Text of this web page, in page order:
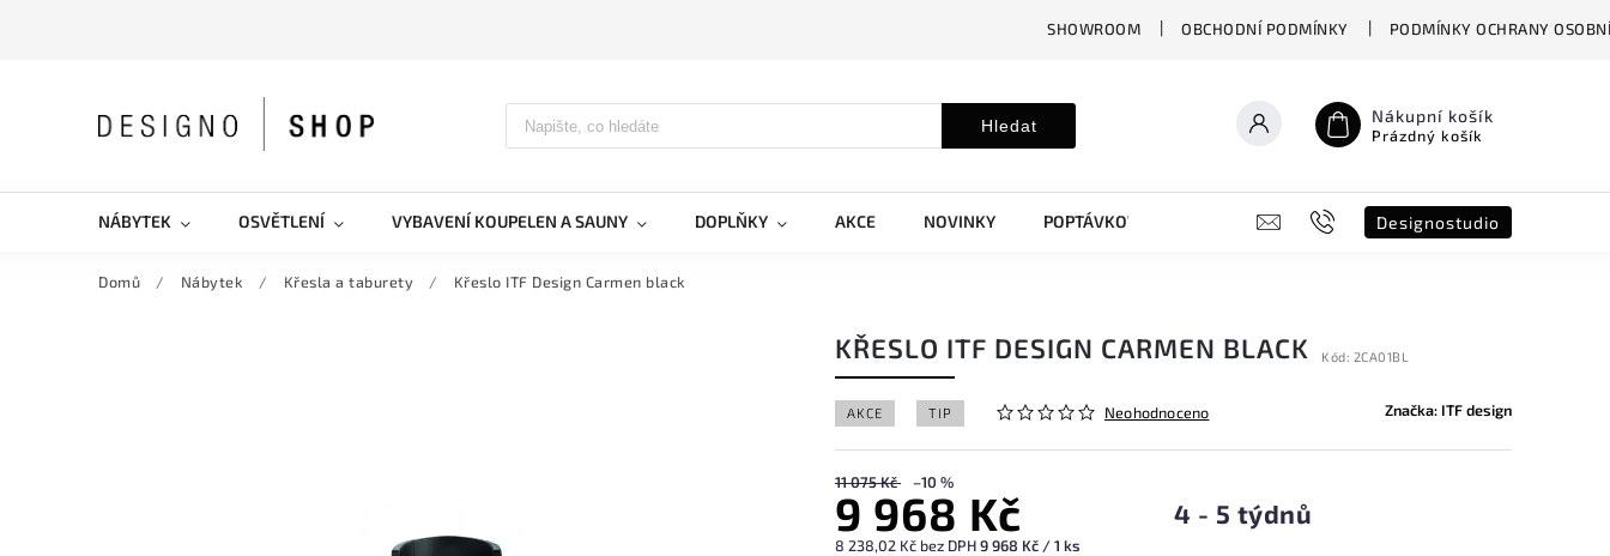
SHOWROOM OBCHODNÍ PODMÍNKY PODMÍNKY OCHRANY
Hledat Nákupní košík
Prázdný košík
NÁBYTEK OSVĚTLENÍ VYBAVENÍ KOUPELEN A SAUNY DOPLŇKY AKCE NOVINKY POPTÁVKOVÝ FORMULÁŘ B2B SHOWROOM
Designostudio
Domů / Nábytek / Křesla a taburety / Křeslo ITF Design Carmen black
KŘESLO ITF DESIGN CARMEN BLACK Kód: 2CA01BL
AKCE TIP Neohodnoceno Značka: ITF design
11 075 Kč –10 %
9 968 Kč
8 238,02 Kč bez DPH9 968 Kč / 1 ks
4 - 5 týdnů